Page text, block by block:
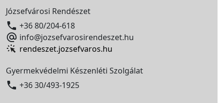
Józsefvárosi Rendészet
 +36 80/204-618
 info@jozsefvarosirendeszet.hu
rendeszet.jozsefvaros.hu
Gyermekvédelmi Készenléti Szolgálat
 +36 30/493-1925